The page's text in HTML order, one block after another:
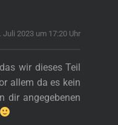
Juli 2023 um 17:20 Uhr
wir dieses Teil
allem da es kein
dir angegebenen